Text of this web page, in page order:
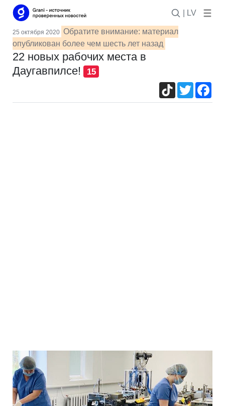
| LV
25 октября 2020 Обратите внимание: материал
опубликован более чем шесть лет назад
22 новых рабочих места в
Даугавпилсе!
15
TikTokTwitter